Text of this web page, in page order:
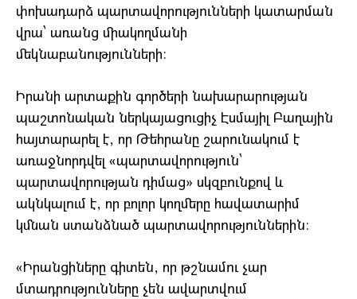
փոխադարձ պարտավորությունների կատարման
վրա՝ առանց միակողմանի
մեկնաբանությունների։
Իրանի արտաքին գործերի նախարարության
պաշտոնական ներկայացուցիչ Էսմայիլ Բաղային
հայտարարել է, որ Թեհրանը շարունակում է
առաջնորդվել «պարտավորություն՝
պարտավորության դիմաց» սկզբունքով և
ակնկալում է, որ բոլոր կողմերը հավատարիմ
կմնան ստանձնած պարտավորություններին։
«Իրանցիները գիտեն, որ թշնամու չար
մտադրությունները չեն ավարտվում